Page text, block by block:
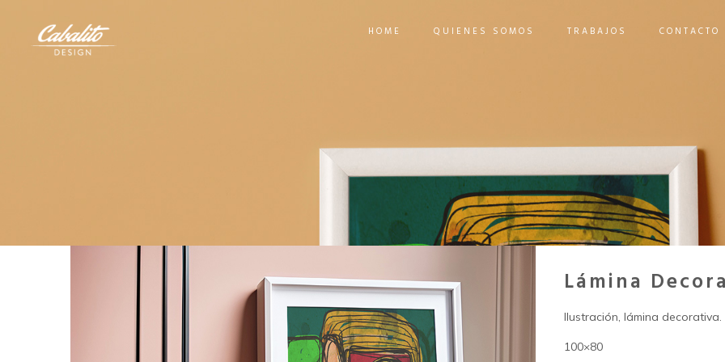
HOME QUIENES SOMOS TRABAJOS CONTACTO
Lámina
Ilustración, lámina decorativa.
100×80